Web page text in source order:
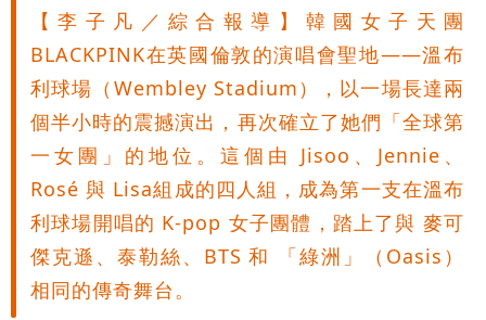
【李子凡／綜合報導】韓國女子天團
BLACKPINK在英國倫敦的演唱會聖地——溫布
利球場（Wembley Stadium），以一場長達兩
個半小時的震撼演出，再次確立了她們「全球第
一女團」的地位。這個由 Jisoo、Jennie、
Rosé 與 Lisa組成的四人組，成為第一支在溫布
利球場開唱的 K-pop 女子團體，踏上了與 麥可
傑克遜、泰勒絲、BTS 和 「綠洲」（Oasis）
相同的傳奇舞台。